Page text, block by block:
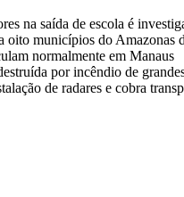
na saída de escola é
municípios do Amazonas
normalmente em Manaus
por incêndio de
de radares e cobra